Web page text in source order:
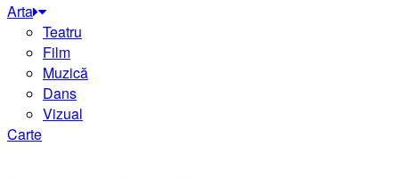
Arta
Teatru
Film
Muzică
Dans
Vizual
Carte